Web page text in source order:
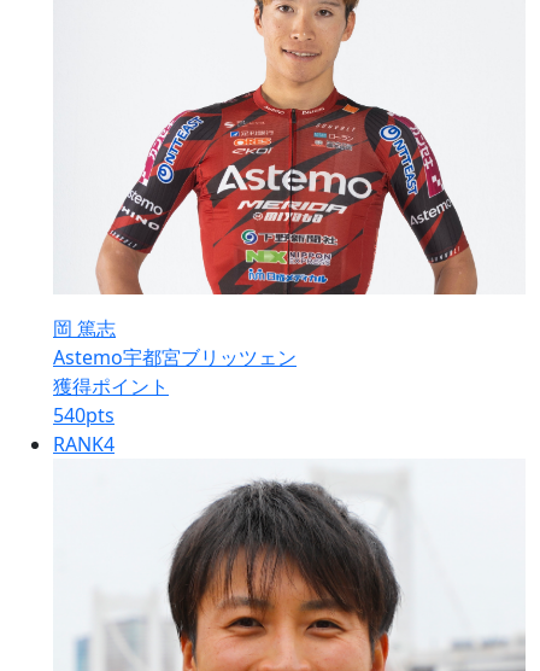
岡 篤志
Astemo宇都宮ブリッツェン
獲得ポイント
540pts
RANK4